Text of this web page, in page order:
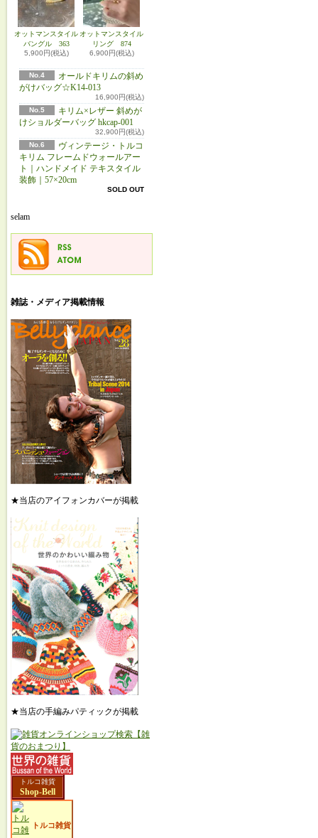
オットマンスタイル
バングル 363
5,900円(税込)
オットマンスタイル
リング 874
6,900円(税込)
No.4
オールドキリムの斜め
がけバッグ☆K14-013
16,900円(税込)
No.5
キリム×レザー 斜めが
けショルダーバッグ hkcap-001
32,900円(税込)
No.6
ヴィンテージ・トルコ
キリム フレームドウォールアー
ト｜ハンドメイド テキスタイル
装飾｜57×20cm
SOLD OUT
selam
雑誌・メディア掲載情報
★当店のアイフォンカバーが掲載
★当店の手編みパティックが掲載
トルコ雑貨
Shop-Bell
トルコ雑貨